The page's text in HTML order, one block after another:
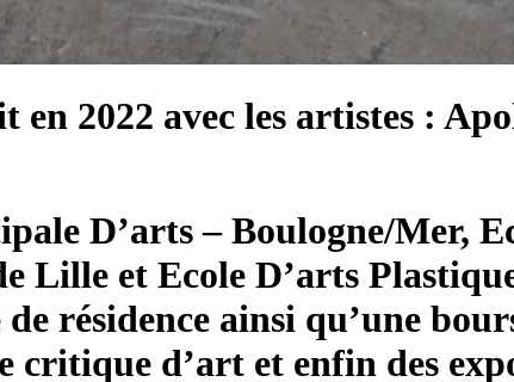
2022 avec les artistes :
D’arts – Boulogne/Mer,
Lille et Ecole D’arts
résidence ainsi qu’une
d’art et enfin des